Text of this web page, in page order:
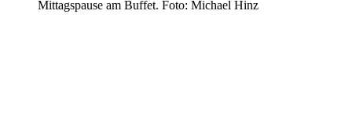
Mittagspause am Buffet. Foto: Michael Hinz